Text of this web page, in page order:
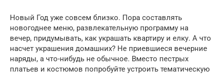
Новый Год уже совсем близко. Пора составлять
новогоднее меню, развлекательную программу на
вечер, придумывать, как украшать квартиру и елку. А что
насчет украшения домашних? Не приевшиеся вечерние
наряды, а что-нибудь не обычное. Вместо пестрых
платьев и костюмов попробуйте устроить тематическую